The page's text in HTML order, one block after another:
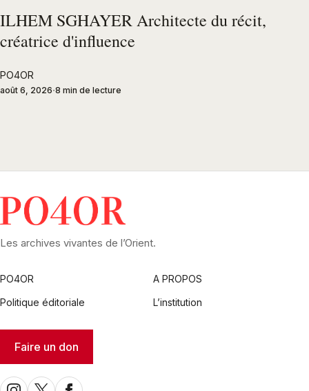
ILHEM SGHAYER Architecte du récit,
créatrice d'influence
PO4OR
août 6, 2026 8 min de lecture
Les archives vivantes de l’Orient.
PO4OR
A PROPOS
Politique éditoriale
L’institution
Faire un don